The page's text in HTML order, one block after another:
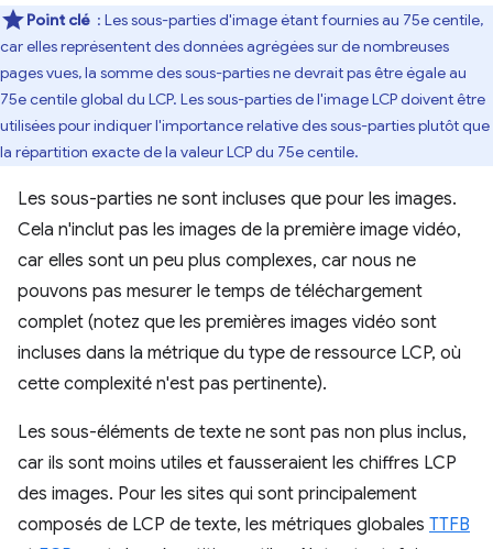
Point clé : Les sous-parties d'image étant fournies au 75e centile,
car elles représentent des données agrégées sur de nombreuses
pages vues, la somme des sous-parties ne devrait pas être égale au
75e centile global du LCP. Les sous-parties de l'image LCP doivent être
utilisées pour indiquer l'importance relative des sous-parties plutôt que
la répartition exacte de la valeur LCP du 75e centile.
Les sous-parties ne sont incluses que pour les images.
Cela n'inclut pas les images de la première image vidéo,
car elles sont un peu plus complexes, car nous ne
pouvons pas mesurer le temps de téléchargement
complet (notez que les premières images vidéo sont
incluses dans la métrique du type de ressource LCP, où
cette complexité n'est pas pertinente).
Les sous-éléments de texte ne sont pas non plus inclus,
car ils sont moins utiles et fausseraient les chiffres LCP
des images. Pour les sites qui sont principalement
composés de LCP de texte, les métriques globales TTFB